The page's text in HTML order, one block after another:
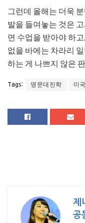
그런데 올해는 더욱
발을 들여놓는 것은
면 수업을 받아야 하
없을 바에는 차라리
하는 게 나쁘지 않은
Tags: 명문대진학 미
제
공